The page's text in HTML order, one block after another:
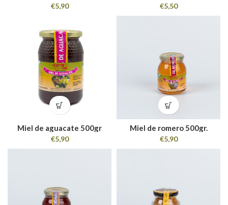
€5,90 €5,50
Miel de aguacate 500gr
€5,90
Miel de romero 500gr.
€5,90